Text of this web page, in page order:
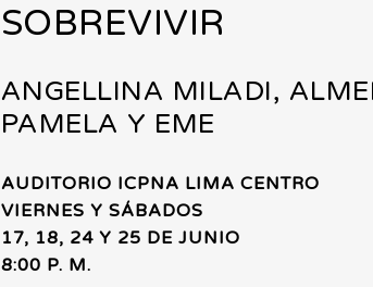
SOBREVIVIR
ANGELLINA MILADI,
PAMELA Y EME
AUDITORIO ICPNA LIMA CENTRO
VIERNES Y SÁBADOS
17, 18, 24 Y 25 DE JUNIO
8:00 P. M.